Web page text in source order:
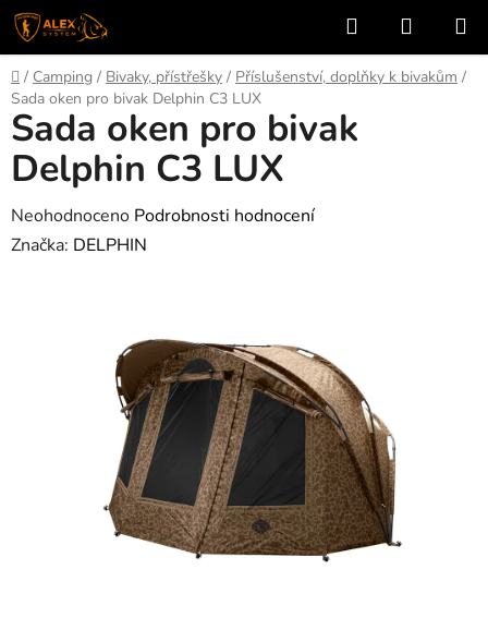
Přejít
na
obsah
Hledat
KOŠÍK
Domů
/ Camping / Bivaky, přístřešky / Příslušenství, doplňky k bivakům /
Sada oken pro bivak Delphin C3 LUX
Sada oken pro bivak
Delphin C3 LUX
Průměrné
hodnocení
Neohodnoceno Podrobnosti hodnocení
Značka: DELPHIN